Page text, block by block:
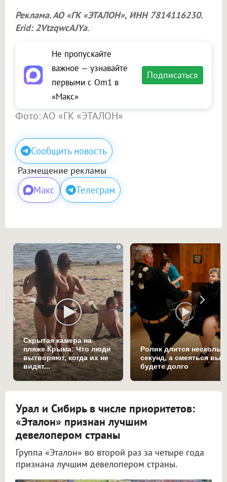
Реклама. АО «ГК «ЭТАЛОН», ИНН 7814116230.
Erid: 2VtzqwcAJYa.
Не пропускайте
важное — узнавайте
первыми с Om1 в
«Макс»
Подписаться
Фото: АО «ГК «ЭТАЛОН»
Сообщить новость
Размещение рекламы
Макс Телеграм
i
Скрытая камера на
пляже Крыма: Что люди
вытворяют, когда их не
видят...
Ролик длится
секунд, а смеяться вы
будете долго
Урал и Сибирь в числе приоритетов:
«Эталон» признан лучшим
девелопером страны
Группа «Эталон» во второй раз за четыре года
признана лучшим девелопером страны.